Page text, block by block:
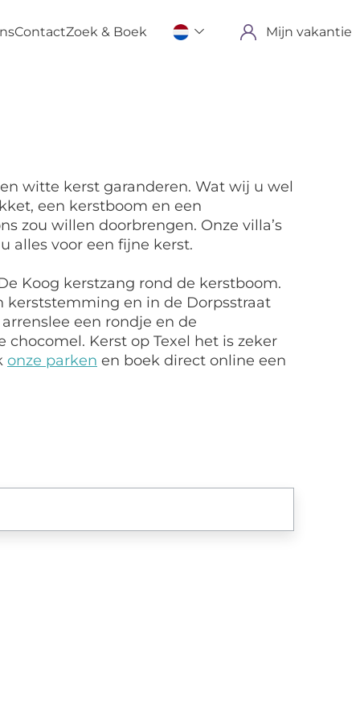
ContactZoek & Boek Mijn vakantie
witte kerst garanderen. Wat wij u wel
een kerstboom en een
zou willen doorbrengen. Onze villa’s
alles voor een fijne kerst.
Koog kerstzang rond de kerstboom.
kerststemming en in de Dorpsstraat
een rondje en de
Kerst op Texel het is zeker
onze parken en boek direct online een